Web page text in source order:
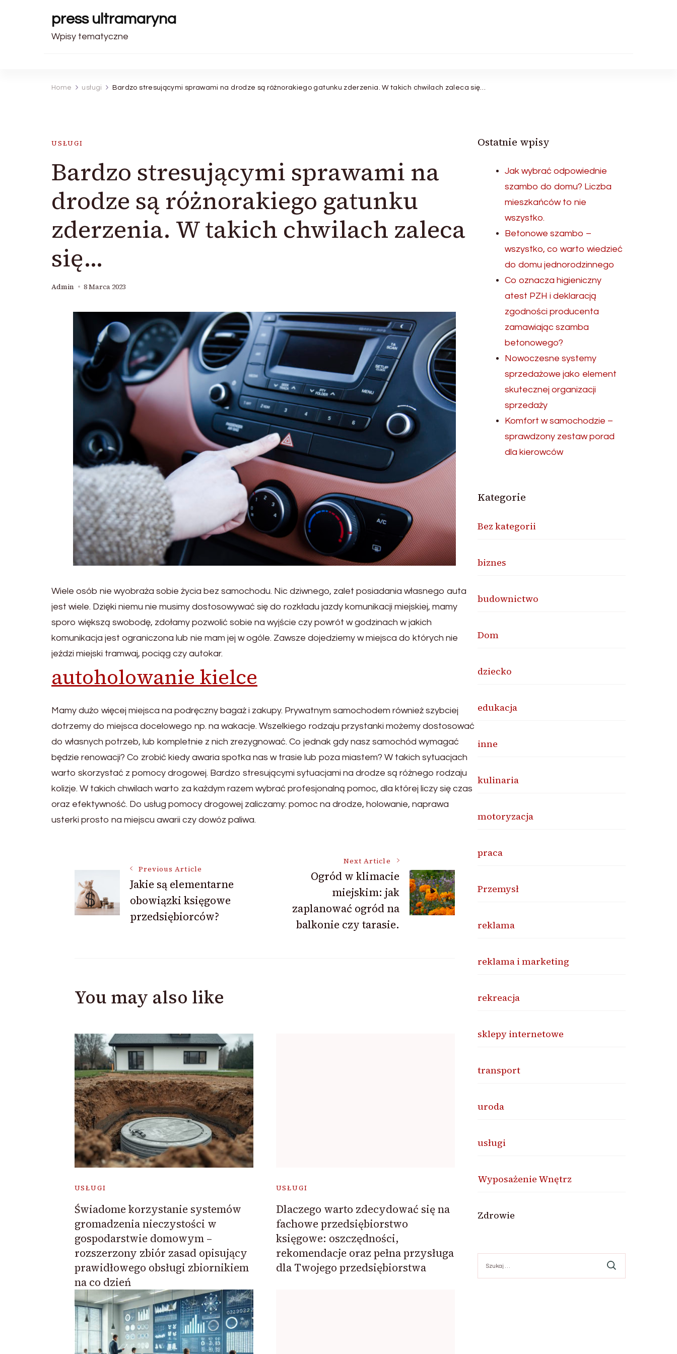
press ultramaryna
Wpisy tematyczne
Home usługi Bardzo stresującymi sprawami na drodze są różnorakiego gatunku zderzenia. W takich chwilach zaleca się…
USŁUGI
Bardzo stresującymi sprawami na
drodze są różnorakiego gatunku
zderzenia. W takich chwilach zaleca
się…
Admin 8 Marca 2023
Wiele osób nie wyobraża sobie życia bez samochodu. Nic dziwnego, zalet posiadania własnego auta
jest wiele. Dzięki niemu nie musimy dostosowywać się do rozkładu jazdy komunikacji miejskiej, mamy
sporo większą swobodę, zdołamy pozwolić sobie na wyjście czy powrót w godzinach w jakich
komunikacja jest ograniczona lub nie mam jej w ogóle. Zawsze dojedziemy w miejsca do których nie
jeździ miejski tramwaj, pociąg czy autokar.
autoholowanie kielce
Mamy dużo więcej miejsca na podręczny bagaż i zakupy. Prywatnym samochodem również szybciej
dotrzemy do miejsca docelowego np. na wakacje. Wszelkiego rodzaju przystanki możemy dostosować
do własnych potrzeb, lub kompletnie z nich zrezygnować. Co jednak gdy nasz samochód wymagać
będzie renowacji? Co zrobić kiedy awaria spotka nas w trasie lub poza miastem? W takich sytuacjach
warto skorzystać z pomocy drogowej. Bardzo stresującymi sytuacjami na drodze są różnego rodzaju
kolizje. W takich chwilach warto za każdym razem wybrać profesjonalną pomoc, dla której liczy się czas
oraz efektywność. Do usług pomocy drogowej zaliczamy: pomoc na drodze, holowanie, naprawa
usterki prosto na miejscu awarii czy dowóz paliwa.
Post
Navigation
Previous Article
Jakie są elementarne
obowiązki księgowe
przedsiębiorców?
Next Article
Ogród w klimacie
miejskim: jak
zaplanować ogród na
balkonie czy tarasie.
You may also like
USŁUGI
Świadome korzystanie systemów
gromadzenia nieczystości w
gospodarstwie domowym –
rozszerzony zbiór zasad opisujący
prawidłowego obsługi zbiornikiem
na co dzień
USŁUGI
Dlaczego warto zdecydować się na
fachowe przedsiębiorstwo
księgowe: oszczędności,
rekomendacje oraz pełna przysługa
dla Twojego przedsiębiorstwa
Ostatnie wpisy
Jak wybrać odpowiednie
szambo do domu? Liczba
mieszkańców to nie
wszystko.
Betonowe szambo –
wszystko, co warto wiedzieć
do domu jednorodzinnego
Co oznacza higieniczny
atest PZH i deklaracją
zgodności producenta
zamawiając szamba
betonowego?
Nowoczesne systemy
sprzedażowe jako element
skutecznej organizacji
sprzedaży
Komfort w samochodzie –
sprawdzony zestaw porad
dla kierowców
Kategorie
Bez kategorii
biznes
budownictwo
Dom
dziecko
edukacja
inne
kulinaria
motoryzacja
praca
Przemysł
reklama
reklama i marketing
rekreacja
sklepy internetowe
transport
uroda
usługi
Wyposażenie Wnętrz
Zdrowie